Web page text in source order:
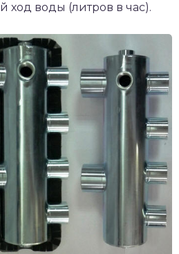
ход воды (литров в час).